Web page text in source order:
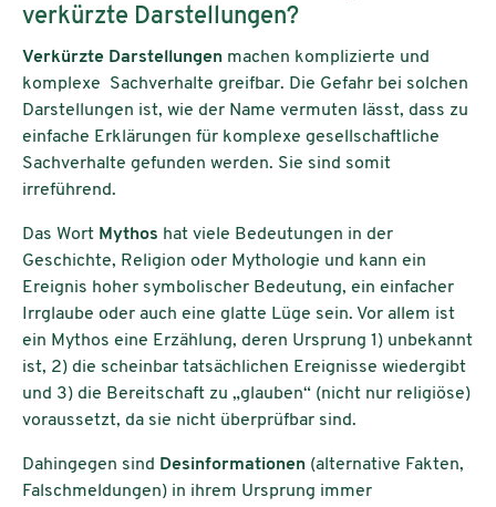
verkürzte Darstellungen?
Verkürzte Darstellungen machen komplizierte und
komplexe Sachverhalte greifbar. Die Gefahr bei solchen
Darstellungen ist, wie der Name vermuten lässt, dass zu
einfache Erklärungen für komplexe gesellschaftliche
Sachverhalte gefunden werden. Sie sind somit
irreführend.
Das Wort Mythos hat viele Bedeutungen in der
Geschichte, Religion oder Mythologie und kann ein
Ereignis hoher symbolischer Bedeutung, ein einfacher
Irrglaube oder auch eine glatte Lüge sein. Vor allem ist
ein Mythos eine Erzählung, deren Ursprung 1) unbekannt
ist, 2) die scheinbar tatsächlichen Ereignisse wiedergibt
und 3) die Bereitschaft zu „glauben“ (nicht nur religiöse)
voraussetzt, da sie nicht überprüfbar sind.
Dahingegen sind Desinformationen (alternative Fakten,
Falschmeldungen) in ihrem Ursprung immer